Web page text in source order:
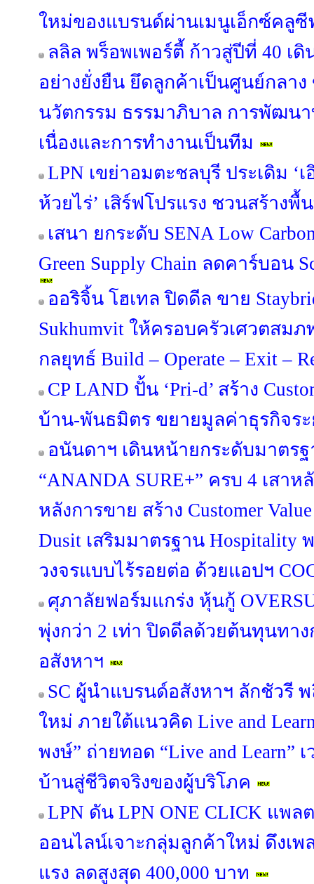
ใหม่ของแบรนด์ผ่านเมนูเอ็กซ์คลูซี
ลลิล พร็อพเพอร์ตี้ ก้าวสู่ปีที่ 40 เดิ
อย่างยั่งยืน ยึดลูกค้าเป็นศูนย์กลา
นวัตกรรม ธรรมาภิบาล การพัฒน
เนื่องและการทำงานเป็นทีม
LPN เขย่าอมตะชลบุรี ประเดิม ‘เ
ห้วยไร่’ เสิร์ฟโปรแรง ชวนสร้าง
เสนา ยกระดับ SENA Low
Green Supply Chain ลดคาร์บอน
ออริจิ้น โฮเทล ปิดดีล ขาย
Sukhumvit ให้ครอบครัวเศวตสม
กลยุทธ์ Build – Operate – Exit –
CP LAND ปั้น ‘Pri-d’ สร้าง
บ้าน-พันธมิตร ขยายมูลค่าธุรกิจระ
อนันดาฯ เดินหน้ายกระดับมาตร
“ANANDA SURE+” ครบ 4 เสา
หลังการขาย สร้าง Customer
Dusit เสริมมาตรฐาน Hospitality
วงจรแบบไร้รอยต่อ ด้วยแอปฯ
ศุภาลัยฟอร์มแกร่ง หุ้นกู้
พุ่งกว่า 2 เท่า ปิดดีลด้วยต้นทุนทา
อสังหาฯ
SC ผู้นำแบรนด์อสังหาฯ ลักชัวรี
ใหม่ ภายใต้แนวคิด Live and
พงษ์” ถ่ายทอด “Live and Learn”
บ้านสู่ชีวิตจริงของผู้บริโภค
LPN ดัน LPN ONE CLICK แพ
ออนไลน์เจาะกลุ่มลูกค้าใหม่ ดึงเ
แรง ลดสูงสุด 400,000 บาท